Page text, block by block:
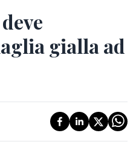
gialla ad